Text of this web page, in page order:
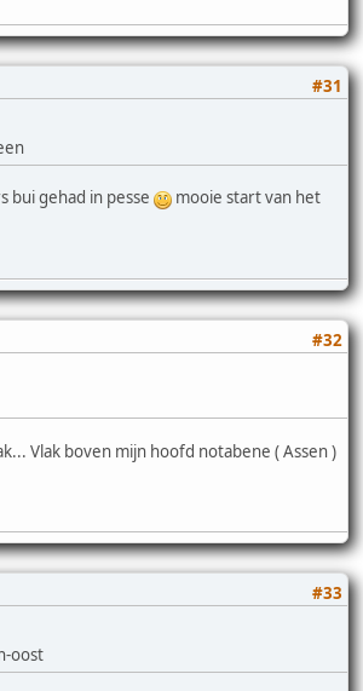
#31
bui gehad in pesse
mooie start van het
#32
Vlak boven mijn hoofd notabene ( Assen )
#33
oost